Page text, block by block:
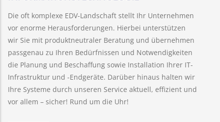
Die oft komplexe EDV-Landschaft stellt Ihr Unternehmen
vor enorme Herausforderungen. Hierbei unterstützen
wir Sie mit produktneutraler Beratung und übernehmen
passgenau zu Ihren Bedürfnissen und Notwendigkeiten
die Planung und Beschaffung sowie Installation Ihrer IT-
Infrastruktur und -Endgeräte. Darüber hinaus halten wir
Ihre Systeme durch unseren Service aktuell, effizient und
vor allem – sicher! Rund um die Uhr!